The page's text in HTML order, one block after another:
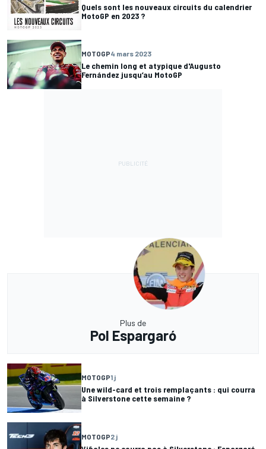
Quels sont les nouveaux circuits du calendrier
MotoGP en 2023 ?
MOTOGP4 mars 2023
Le chemin long et atypique d'Augusto
Fernández jusqu’au MotoGP
Plus de
Pol Espargaró
MOTOGP1 j
Une wild-card et trois remplaçants : qui courra
à Silverstone cette semaine ?
MOTOGP2 j